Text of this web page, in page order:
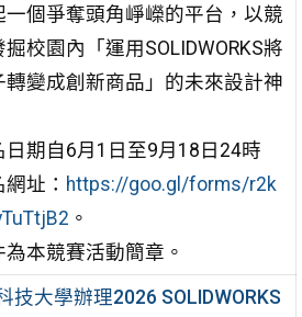
一個爭奪頭角崢嶸的平台，以競
校園內「運用SOLIDWORKS將
轉變成創新商品」的未來設計神
日期自6月1日至9月18日24時
址： https://goo.gl/forms/r2k
。
為本競賽活動簡章。
技大學辦理2026 SOLIDWORKS